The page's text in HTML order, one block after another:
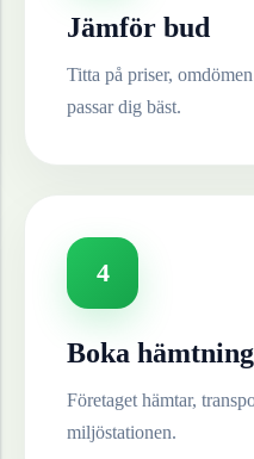
Jämför bud
Titta på priser,
passar dig bäst.
4
Boka hämtning
Företaget hämtar,
miljöstationen.